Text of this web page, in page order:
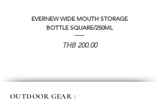
EVERNEW WIDE MOUTH STORAGE
BOTTLE SQUARE/250ML
가격
THB 200.00
OUTDOOR GEAR :